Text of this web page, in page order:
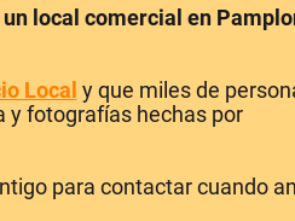
local comercial en
Local y que miles de
y fotografías hechas por
para contactar cuando